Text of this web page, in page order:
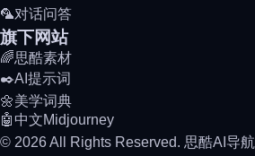
🦜对话问答
旗下网站
🌈思酷素材
✒️AI提示词
🌼美学词典
🤖中文Midjourney
© 2026 All Rights Reserved. 思酷AI导航